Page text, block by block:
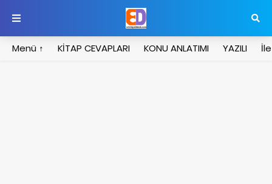
Menü ↑ KİTAP CEVAPLARI KONU ANLATIMI YAZILI